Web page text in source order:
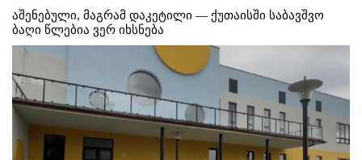
აშენებული, მაგრამ დაკეტილი — ქუთაისში საბავშვო
ბაღი წლებია ვერ იხსნება